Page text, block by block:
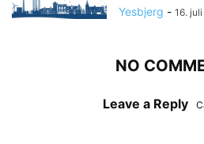
Yesbjerg - 16.
NO
Leave a Reply